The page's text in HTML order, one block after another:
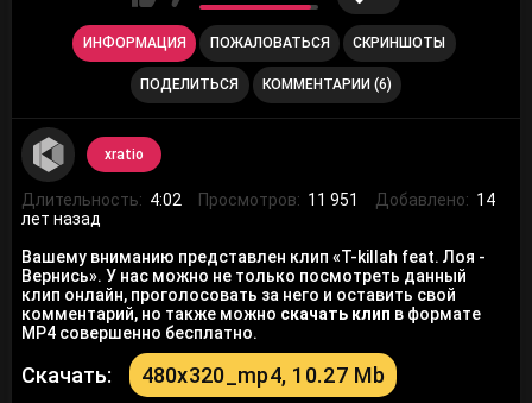
ИНФОРМАЦИЯ ПОЖАЛОВАТЬСЯ СКРИНШОТЫ
ПОДЕЛИТЬСЯ КОММЕНТАРИИ (6)
xratio
Длительность: 4:02 Просмотров: 11 951 Добавлено: 14
лет назад
Вашему вниманию представлен клип «T-killah feat. Лоя -
Вернись». У нас можно не только посмотреть данный
клип онлайн, проголосовать за него и оставить свой
комментарий, но также можно скачать клип в формате
MP4 совершенно бесплатно.
Скачать: 480x320_mp4, 10.27 Mb